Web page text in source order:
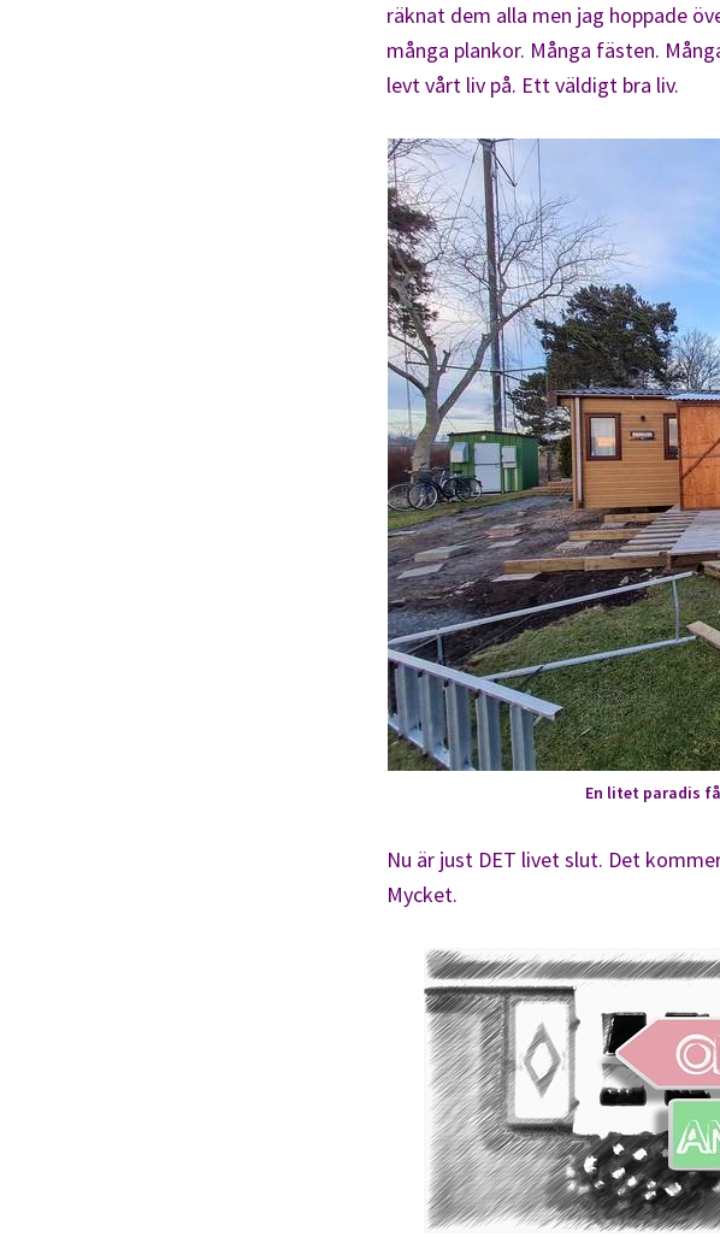
räknat dem alla men jag hoppade
många plankor. Många fästen.
levt vårt liv på. Ett väldigt bra liv.
En litet paradis
Nu är just DET livet slut. Det
Mycket.